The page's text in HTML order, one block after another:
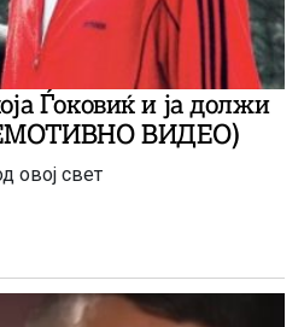
Ѓоковиќ и ја должи
(ЕМОТИВНО ВИДЕО)
овој свет